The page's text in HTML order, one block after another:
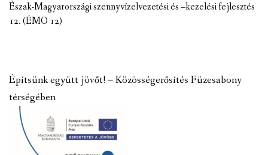
Észak-Magyarországi szennyvízelvezetési és –kezelési fejlesztés
12. (ÉMO 12)
Építsünk együtt jövőt! – Közösségerősítés Füzesabony
térségében